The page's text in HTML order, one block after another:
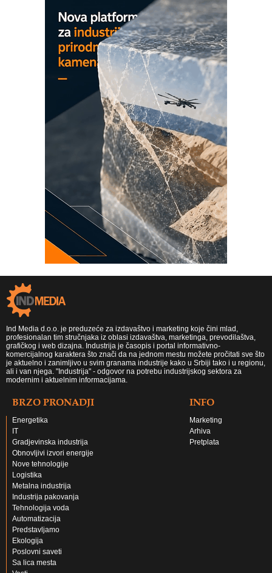
Detekcija različitih oblika
Ind Media d.o.o. je preduzeće za izdavaštvo i marketing koje čini mlad,
profesionalan tim stručnjaka iz oblasi izdavaštva, marketinga, prevodilaštva,
grafičkog i web dizajna. Industrija je časopis i portal informativno-
komercijalnog karaktera što znači da na jednom mestu možete pročitati sve što
je aktuelno i zanimljivo u svim granama industrije kako u Srbiji tako i u regionu,
ali i van njega. "Industrija" - odgovor na potrebu industrijskog sektora za
modernim i aktuelnim informacijama.
BRZO PRONADJI
Energetika
IT
Gradjevinska industrija
Obnovljivi izvori energije
Nove tehnologije
Logistika
Metalna industrija
Industrija pakovanja
Tehnologija voda
Automatizacija
Predstavljamo
Ekologija
Poslovni saveti
Sa lica mesta
INFO
Marketing
Arhiva
Pretplata